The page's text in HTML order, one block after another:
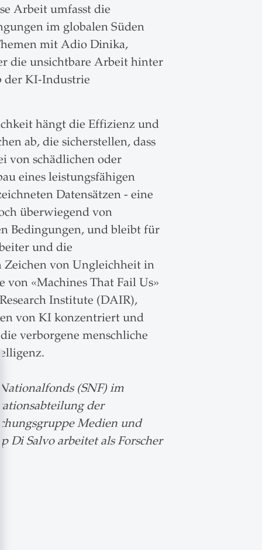
Arbeit umfasst die
im globalen Süden
mit Adio Dinika,
die unsichtbare Arbeit hinter
der KI-Industrie
hängt die Effizienz und
ab, die sicherstellen, dass
von schädlichen oder
eines leistungsfähigen
Datensätzen - eine
überwiegend von
Bedingungen, und bleibt für
und die
Zeichen von Ungleichheit in
«Machines That Fail Us»
Institute (DAIR),
von KI konzentriert und
verborgene menschliche
(SNF) im
der
Medien und
Salvo arbeitet als Forscher